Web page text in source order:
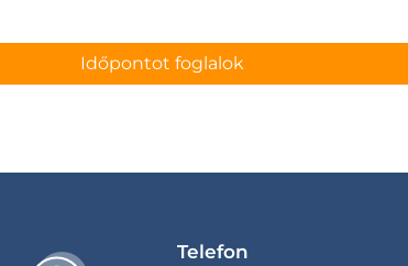
Időpontot foglalok
Telefon